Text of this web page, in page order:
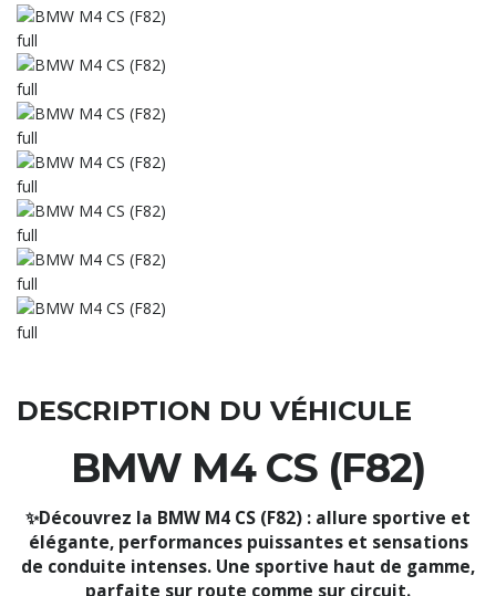
DESCRIPTION DU VÉHICULE
BMW M4 CS (F82)
✨Découvrez la BMW M4 CS (F82) : allure sportive et
élégante, performances puissantes et sensations
de conduite intenses. Une sportive haut de gamme,
parfaite sur route comme sur circuit.